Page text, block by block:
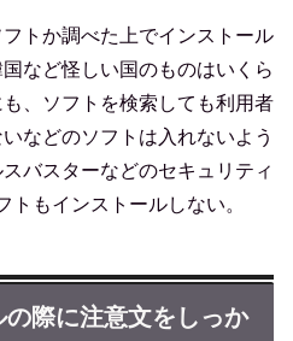
トか調べた上でインストール
など怪しい国のものはいくら
、ソフトを検索しても利用者
などのソフトは入れないよう
バスターなどのセキュリティ
もインストールしない。
際に注意文をしっか